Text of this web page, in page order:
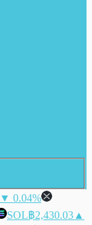
▼ 0.04%
SOL฿2,430.03 ▲